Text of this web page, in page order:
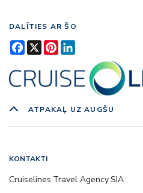
DALĪTIES AR ŠO
Facebook
X Pinterest
ATPAKAĻ UZ AUGŠU
KONTAKTI
Cruiselines Travel Agency SIA